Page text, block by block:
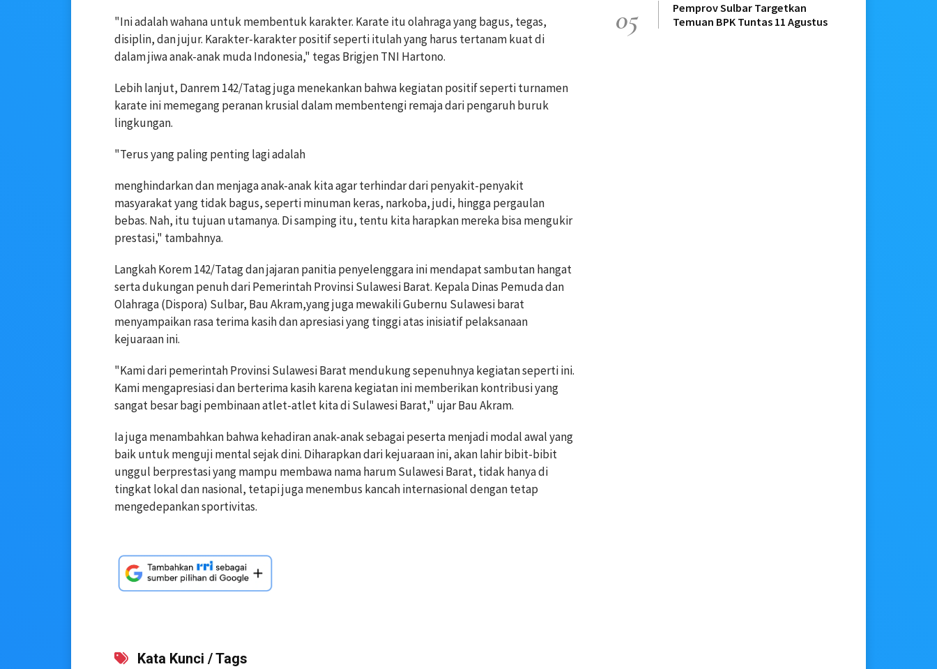
"Ini adalah wahana untuk membentuk karakter. Karate itu olahraga yang bagus, tegas,
disiplin, dan jujur. Karakter-karakter positif seperti itulah yang harus tertanam kuat di
dalam jiwa anak-anak muda Indonesia," tegas Brigjen TNI Hartono.
Lebih lanjut, Danrem 142/Tatag juga menekankan bahwa kegiatan positif seperti turnamen
karate ini memegang peranan krusial dalam membentengi remaja dari pengaruh buruk
lingkungan.
"Terus yang paling penting lagi adalah
menghindarkan dan menjaga anak-anak kita agar terhindar dari penyakit-penyakit
masyarakat yang tidak bagus, seperti minuman keras, narkoba, judi, hingga pergaulan
bebas. Nah, itu tujuan utamanya. Di samping itu, tentu kita harapkan mereka bisa mengukir
prestasi," tambahnya.
Langkah Korem 142/Tatag dan jajaran panitia penyelenggara ini mendapat sambutan hangat
serta dukungan penuh dari Pemerintah Provinsi Sulawesi Barat. Kepala Dinas Pemuda dan
Olahraga (Dispora) Sulbar, Bau Akram,yang juga mewakili Gubernu Sulawesi barat
menyampaikan rasa terima kasih dan apresiasi yang tinggi atas inisiatif pelaksanaan
kejuaraan ini.
"Kami dari pemerintah Provinsi Sulawesi Barat mendukung sepenuhnya kegiatan seperti ini.
Kami mengapresiasi dan berterima kasih karena kegiatan ini memberikan kontribusi yang
sangat besar bagi pembinaan atlet-atlet kita di Sulawesi Barat," ujar Bau Akram.
Ia juga menambahkan bahwa kehadiran anak-anak sebagai peserta menjadi modal awal yang
baik untuk menguji mental sejak dini. Diharapkan dari kejuaraan ini, akan lahir bibit-bibit
unggul berprestasi yang mampu membawa nama harum Sulawesi Barat, tidak hanya di
tingkat lokal dan nasional, tetapi juga menembus kancah internasional dengan tetap
mengedepankan sportivitas.
Kata Kunci / Tags
05
Pemprov Sulbar Targetkan
Temuan BPK Tuntas 11 Agustus